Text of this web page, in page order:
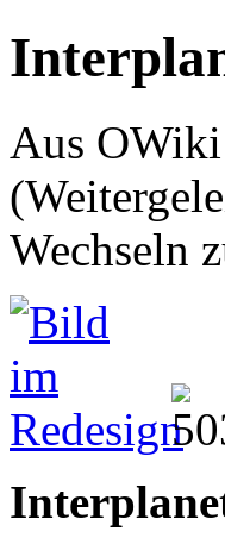
Aus OWiki
Wechseln